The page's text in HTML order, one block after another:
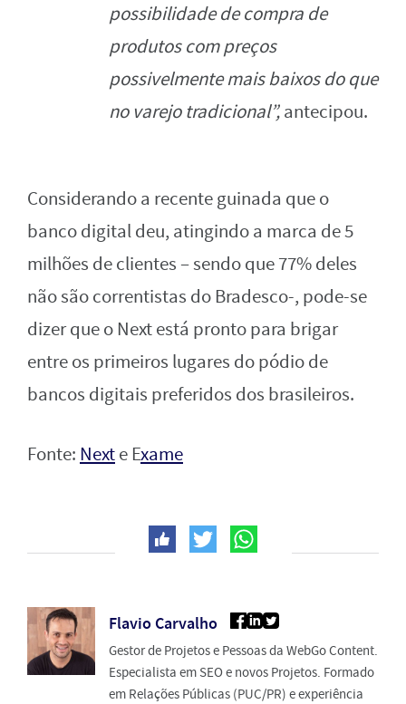
possibilidade de compra de
produtos com preços
possivelmente mais baixos do que
no varejo tradicional”,antecipou.
Considerando a recente guinada que o
banco digital deu, atingindo a marca de 5
milhões de clientes – sendo que 77% deles
não são correntistas do Bradesco-, pode-se
dizer que o Next está pronto para brigar
entre os primeiros lugares do pódio de
bancos digitais preferidos dos brasileiros.
Fonte: Nexte Exame
Flavio Carvalho
Gestor de Projetos e Pessoas da WebGo Content.
Especialista em SEO e novos Projetos. Formado
em Relações Públicas (PUC/PR) e experiência